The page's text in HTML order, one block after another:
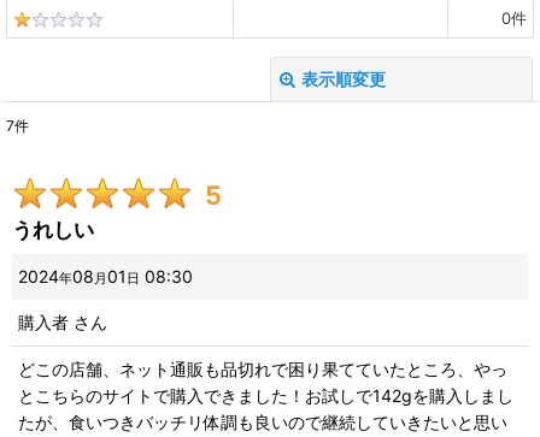
0件
表示順変更
期間:
画像:
星の数 :
並び順:
7件
5
うれしい
2024年08 月 01 日 08:30
購入者 さん
どこの店舗、ネット通販も品切れで困り果てていたところ、やっ
とこちらのサイトで購入できました！お試しで142gを購入しまし
たが、食いつきバッチリ体調も良いので継続していきたいと思い